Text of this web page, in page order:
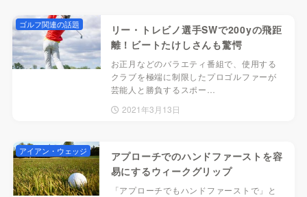
リー・トレビノ選手SWで200yの飛距
離！ビートたけしさんも驚愕
お正月などのバラエティ番組で、使用する
クラブを極端に制限したプロゴルファーが
芸能人と勝負するスポー…
2021年3月13日
ゴルフ関連の話題
アプローチでのハンドファーストを容
易にするウィークグリップ
「アプローチでもハンドファーストで」と
アイアン・ウェッジ